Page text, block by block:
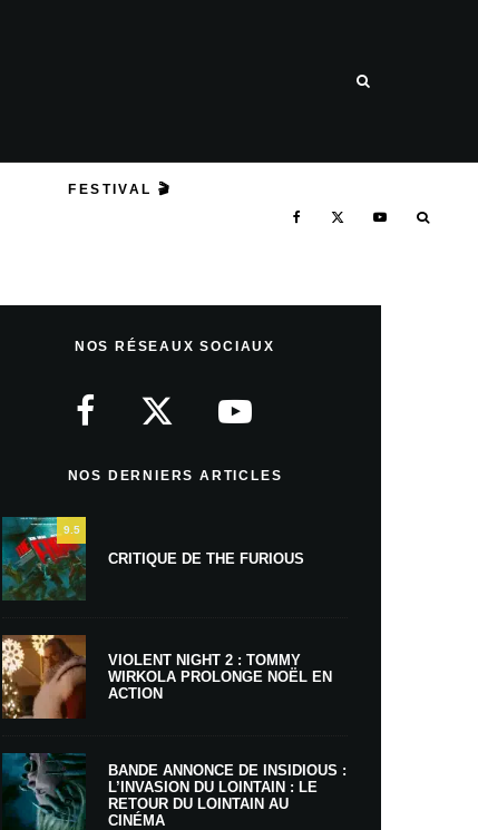
FESTIVAL 🎬
NOS RÉSEAUX SOCIAUX
NOS DERNIERS ARTICLES
9.5
CRITIQUE DE THE FURIOUS
VIOLENT NIGHT 2 : TOMMY
WIRKOLA PROLONGE NOËL EN
ACTION
BANDE ANNONCE DE INSIDIOUS :
L’INVASION DU LOINTAIN : LE
RETOUR DU LOINTAIN AU
CINÉMA